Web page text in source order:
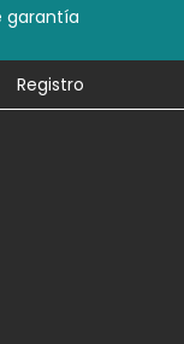
garantía
Registro